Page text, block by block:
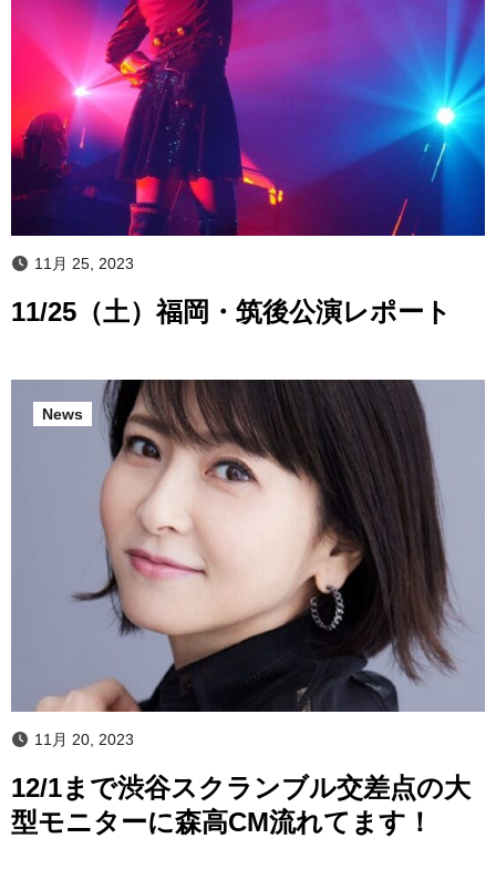
11月 25, 2023
11/25（土）福岡・筑後公演レポート
News
11月 20, 2023
12/1まで渋谷スクランブル交差点の大
型モニターに森高CM流れてます！